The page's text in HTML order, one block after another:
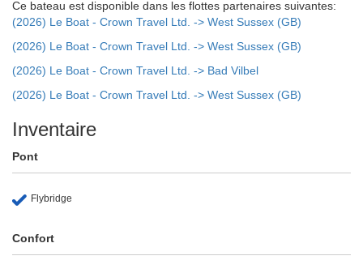
Ce bateau est disponible dans les flottes partenaires suivantes:
(2026) Le Boat - Crown Travel Ltd. -> West Sussex (GB)
(2026) Le Boat - Crown Travel Ltd. -> West Sussex (GB)
(2026) Le Boat - Crown Travel Ltd. -> Bad Vilbel
(2026) Le Boat - Crown Travel Ltd. -> West Sussex (GB)
Inventaire
Pont
Flybridge
Confort